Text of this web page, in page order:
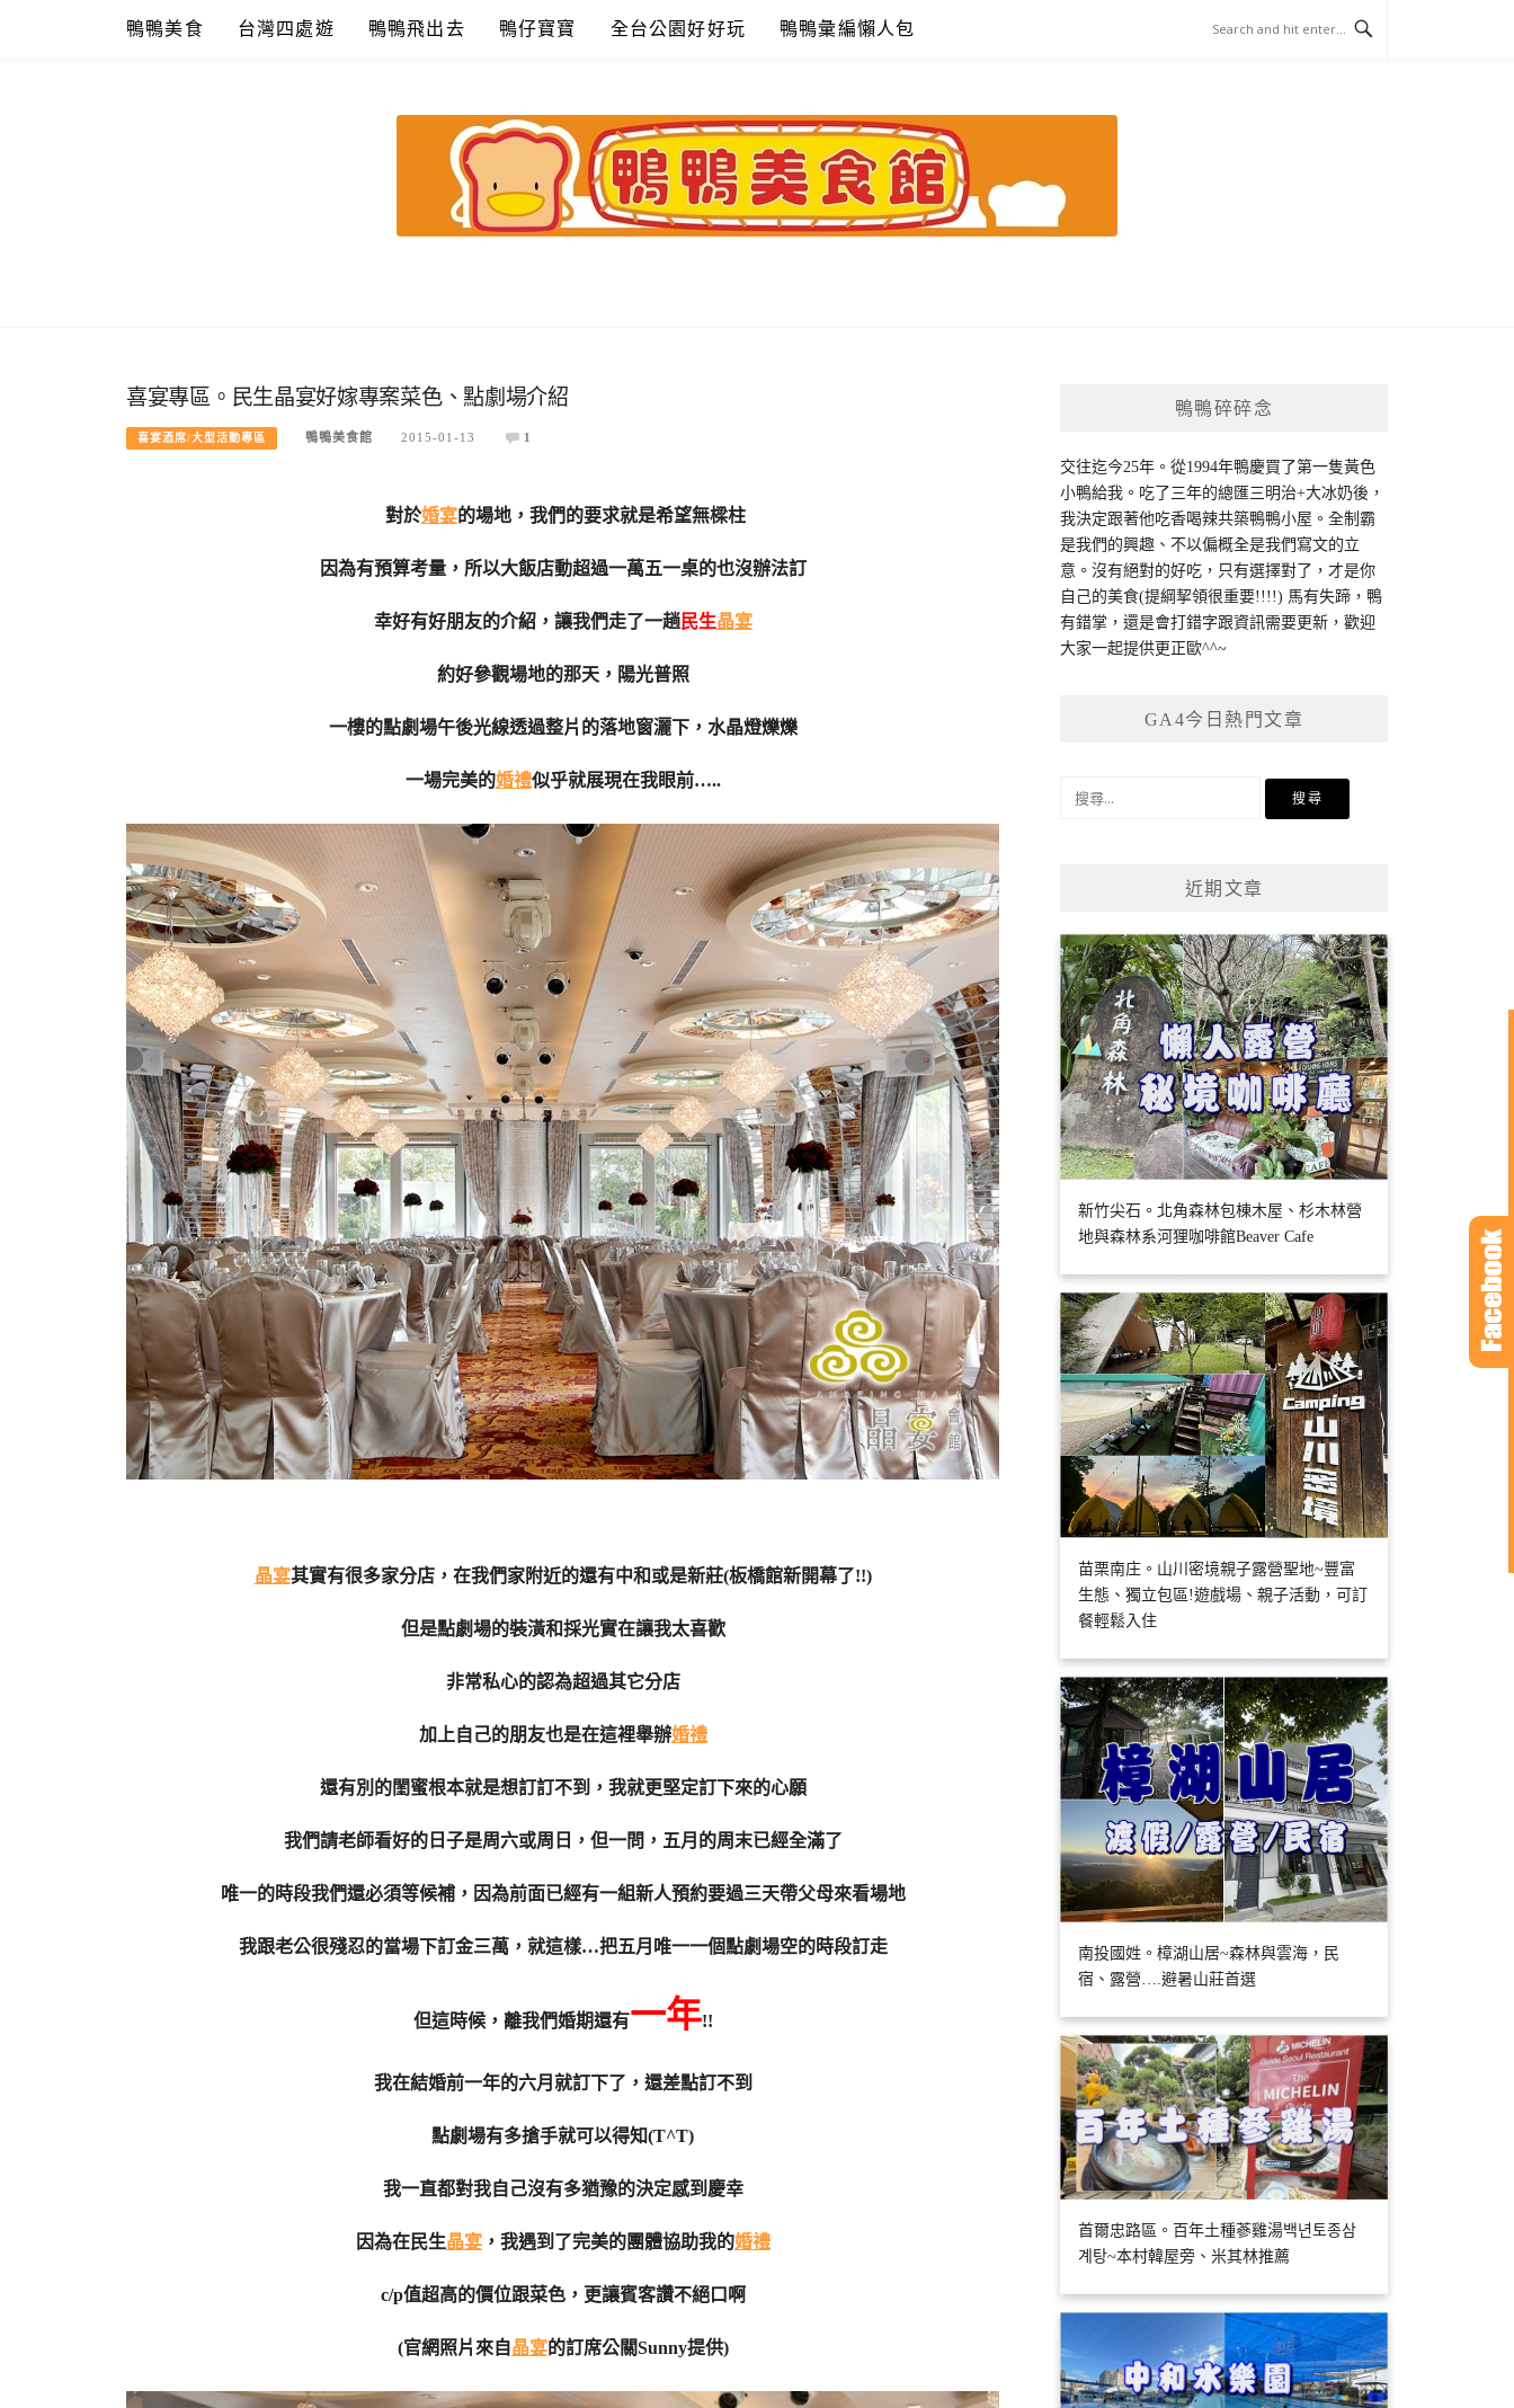
鴨鴨美食 台灣四處遊 鴨鴨飛出去 鴨仔寶寶 全台公園好好玩 鴨鴨彙編懶人包
喜宴專區。民生晶宴好嫁專案菜色、點劇場介紹
喜宴酒席/大型活動專區 鴨鴨美食館 2015-01-13 1
對於婚宴的場地，我們的要求就是希望無樑柱
因為有預算考量，所以大飯店動超過一萬五一桌的也沒辦法訂
幸好有好朋友的介紹，讓我們走了一趟民生晶宴
約好參觀場地的那天，陽光普照
一樓的點劇場午後光線透過整片的落地窗灑下，水晶燈爍爍
一場完美的婚禮似乎就展現在我眼前…..
晶宴其實有很多家分店，在我們家附近的還有中和或是新莊(板橋館新開幕了!!)
但是點劇場的裝潢和採光實在讓我太喜歡
非常私心的認為超過其它分店
加上自己的朋友也是在這裡舉辦婚禮
還有別的閨蜜根本就是想訂訂不到，我就更堅定訂下來的心願
我們請老師看好的日子是周六或周日，但一問，五月的周末已經全滿了
唯一的時段我們還必須等候補，因為前面已經有一組新人預約要過三天帶父母來看場地
我跟老公很殘忍的當場下訂金三萬，就這樣…把五月唯一一個點劇場空的時段訂走
但這時候，離我們婚期還有一年!!
我在結婚前一年的六月就訂下了，還差點訂不到
點劇場有多搶手就可以得知(T^T)
我一直都對我自己沒有多猶豫的決定感到慶幸
因為在民生晶宴，我遇到了完美的團體協助我的婚禮
c/p值超高的價位跟菜色，更讓賓客讚不絕口啊
(官網照片來自晶宴的訂席公關Sunny提供)
鴨鴨碎碎念
交往迄今25年。從1994年鴨慶買了第一隻黃色
小鴨給我。吃了三年的總匯三明治+大冰奶後，
我決定跟著他吃香喝辣共築鴨鴨小屋。全制霸
是我們的興趣、不以偏概全是我們寫文的立
意。沒有絕對的好吃，只有選擇對了，才是你
自己的美食(提綱挈領很重要!!!!) 馬有失蹄，鴨
有錯掌，還是會打錯字跟資訊需要更新，歡迎
大家一起提供更正歐^^~
GA4今日熱門文章
近期文章
新竹尖石。北角森林包棟木屋、杉木林營
地與森林系河狸咖啡館Beaver Cafe
苗栗南庄。山川密境親子露營聖地~豐富
生態、獨立包區!遊戲場、親子活動，可訂
餐輕鬆入住
南投國姓。樟湖山居~森林與雲海，民
宿、露營….避暑山莊首選
首爾忠路區。百年土種蔘雞湯백년토종삼
계탕~本村韓屋旁、米其林推薦